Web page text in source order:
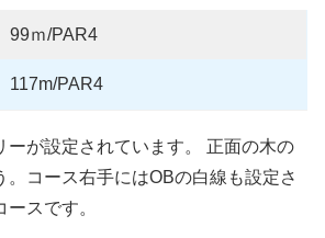
99ｍ/PAR4
117m/PAR4
ーが設定されています。 正面の木の
。コース右手にはOBの白線も設定さ
スです。